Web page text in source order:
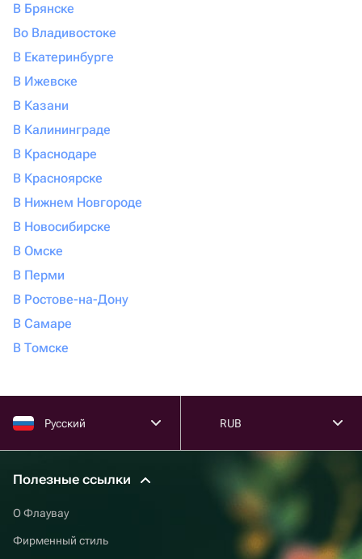
В Брянске
Во Владивостоке
В Екатеринбурге
В Ижевске
В Казани
В Калининграде
В Краснодаре
В Красноярске
В Нижнем Новгороде
В Новосибирске
В Омске
В Перми
В Ростове-на-Дону
В Самаре
В Томске
Русский RUB
Полезные ссылки
О Флаувау
Фирменный стиль